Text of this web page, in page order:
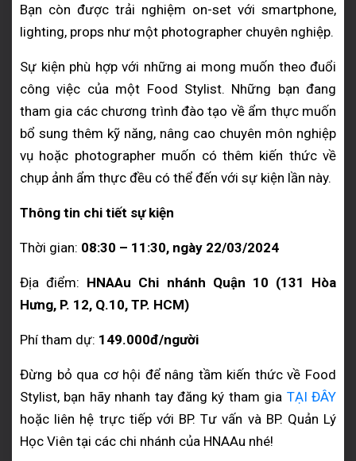
Bạn còn được trải nghiệm on-set với smartphone,
lighting, props như một photographer chuyên nghiệp.
Sự kiện phù hợp với những ai mong muốn theo đuổi
công việc của một Food Stylist. Những bạn đang
tham gia các chương trình đào tạo về ẩm thực muốn
bổ sung thêm kỹ năng, nâng cao chuyên môn nghiệp
vụ hoặc photographer muốn có thêm kiến thức về
chụp ảnh ẩm thực đều có thể đến với sự kiện lần này.
Thông tin chi tiết sự kiện
Thời gian: 08:30 – 11:30, ngày 22/03/2024
Địa điểm: HNAAu Chi nhánh Quận 10 (131 Hòa
Hưng, P. 12, Q.10, TP. HCM)
Phí tham dự: 149.000đ/người
Đừng bỏ qua cơ hội để nâng tầm kiến thức về Food
Stylist, bạn hãy nhanh tay đăng ký tham gia TẠI ĐÂY
hoặc liên hệ trực tiếp với BP. Tư vấn và BP. Quản Lý
Học Viên tại các chi nhánh của HNAAu nhé!